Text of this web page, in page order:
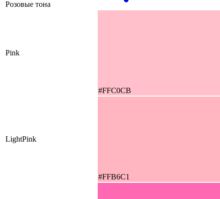
Розовые тона
Pink
#FFC0CB
LightPink
#FFB6C1